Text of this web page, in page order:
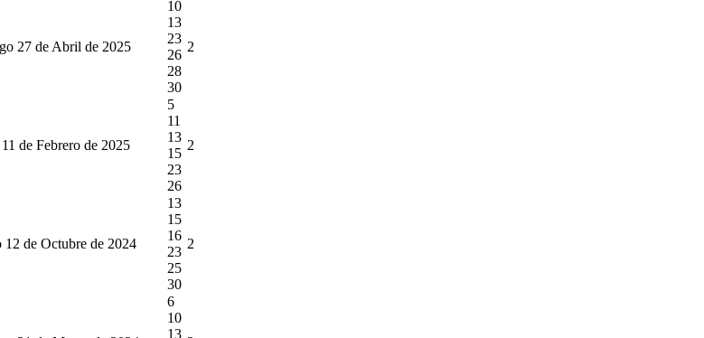
27 de Abril de 2025
10
13
23
26
28
30
2
de Febrero de 2025
5
11
13
15
23
26
2
12 de Octubre de 2024
13
15
16
23
25
30
2
6
10
13